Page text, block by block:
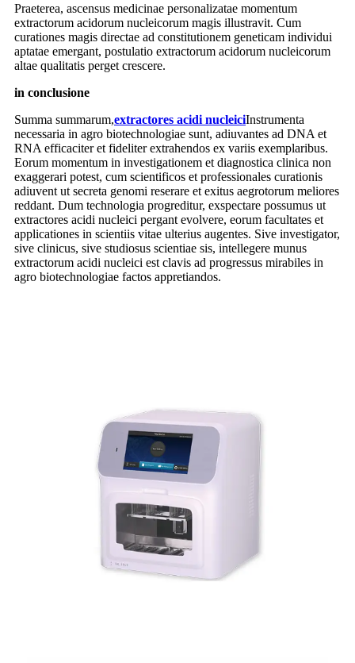
Praeterea, ascensus medicinae personalizatae momentum
extractorum acidorum nucleicorum magis illustravit. Cum
curationes magis directae ad constitutionem geneticam individui
aptatae emergant, postulatio extractorum acidorum nucleicorum
altae qualitatis perget crescere.
in conclusione
Summa summarum,extractores acidi nucleiciInstrumenta
necessaria in agro biotechnologiae sunt, adiuvantes ad DNA et
RNA efficaciter et fideliter extrahendos ex variis exemplaribus.
Eorum momentum in investigationem et diagnostica clinica non
exaggerari potest, cum scientificos et professionales curationis
adiuvent ut secreta genomi reserare et exitus aegrotorum meliores
reddant. Dum technologia progreditur, exspectare possumus ut
extractores acidi nucleici pergant evolvere, eorum facultates et
applicationes in scientiis vitae ulterius augentes. Sive investigator,
sive clinicus, sive studiosus scientiae sis, intellegere munus
extractorum acidi nucleici est clavis ad progressus mirabiles in
agro biotechnologiae factos appretiandos.